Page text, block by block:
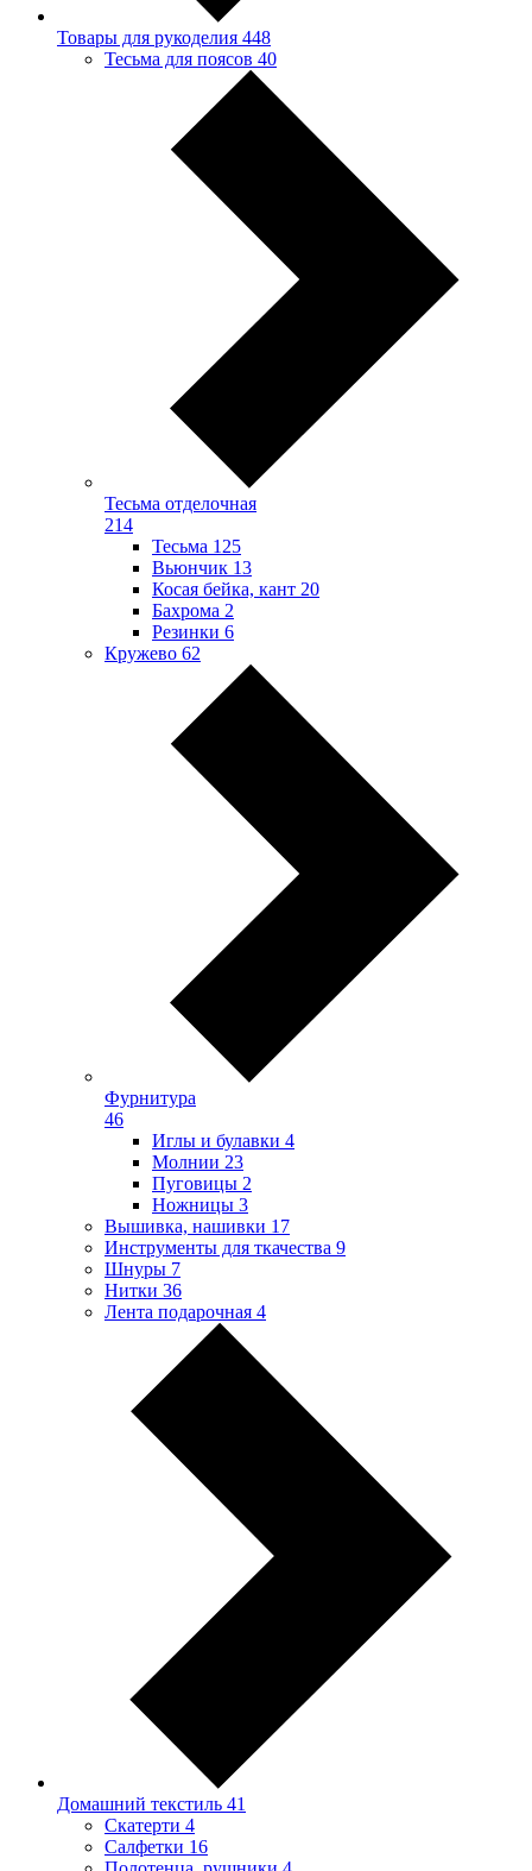
Товары для рукоделия 448
Тесьма для поясов 40
Тесьма отделочная
214
Тесьма 125
Вьюнчик 13
Косая бейка, кант 20
Бахрома 2
Резинки 6
Кружево 62
Фурнитура
46
Иглы и булавки 4
Молнии 23
Пуговицы 2
Ножницы 3
Вышивка, нашивки 17
Инструменты для ткачества 9
Шнуры 7
Нитки 36
Лента подарочная 4
Домашний текстиль 41
Скатерти 4
Салфетки 16